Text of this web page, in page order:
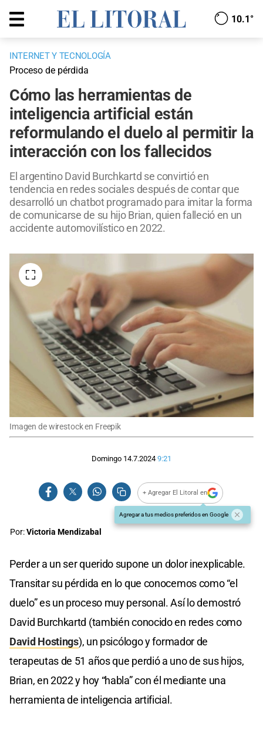
10.1°
INTERNET Y TECNOLOGÍA
Proceso de pérdida
Cómo las herramientas de
inteligencia artificial están
reformulando el duelo al permitir la
interacción con los fallecidos
El argentino David Burchkartd se convirtió en
tendencia en redes sociales después de contar que
desarrolló un chatbot programado para imitar la forma
de comunicarse de su hijo Brian, quien falleció en un
accidente automovilístico en 2022.
Imagen de wirestock en Freepik
Domingo 14.7.2024 9:21
+ Agregar El Litoral en
Agregar a tus medios preferidos en Google
Por:Victoria Mendizabal
Perder a un ser querido supone un dolor inexplicable.
Transitar su pérdida en lo que conocemos como “el
duelo” es un proceso muy personal. Así lo demostró
David Burchkartd (también conocido en redes como
David Hostings), un psicólogo y formador de
terapeutas de 51 años que perdió a uno de sus hijos,
Brian, en 2022 y hoy “habla” con él mediante una
herramienta de inteligencia artificial.